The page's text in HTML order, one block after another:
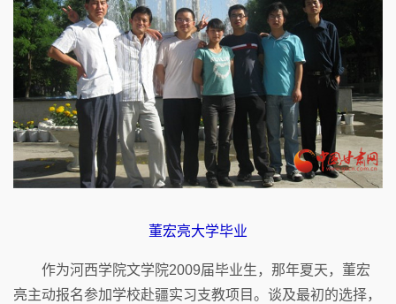
董宏亮大学毕业
作为河西学院文学院2009届毕业生，那年夏天，董宏
亮主动报名参加学校赴疆实习支教项目。谈及最初的选择，